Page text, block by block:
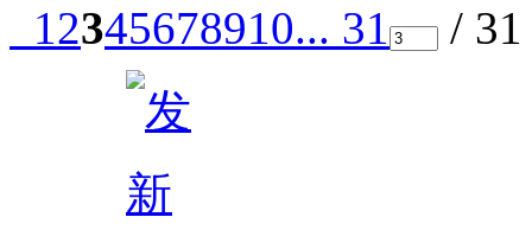
12345678910... 31 /